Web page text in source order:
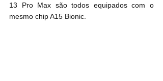
‌13 Pro‌ Max são todos equipados com o
mesmo chip A15 Bionic.